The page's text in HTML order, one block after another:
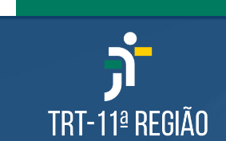
Governança de TI
Gestão Estratégica
Governança das Contratações
Rede de Governança Colaborativa